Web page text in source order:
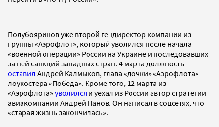
Полубояринов уже второй гендиректор компании из
группы «Аэрофлот», который уволился после начала
«военной операции» России на Украине и последовавших
за ней санкций западных стран. 4 марта должность
оставил Андрей Калмыков, глава «дочки» «Аэрофлота» —
лоукостера «Победа». Кроме того, 12 марта из
«Аэрофлота» уволился и уехал из России автор стратегии
авиакомпании Андрей Панов. Он написал в соцсетях, что
«старая жизнь закончилась».